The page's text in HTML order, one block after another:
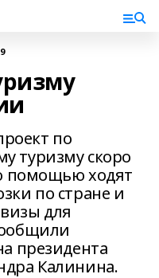
по
туризму скоро
помощью ходят
по стране и
для
президента
Калинина.